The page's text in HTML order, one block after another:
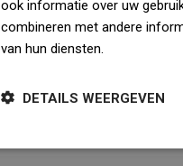
In de
ook informatie over uw
combineren met andere
van hun diensten.
DETAILS WEERGEVEN